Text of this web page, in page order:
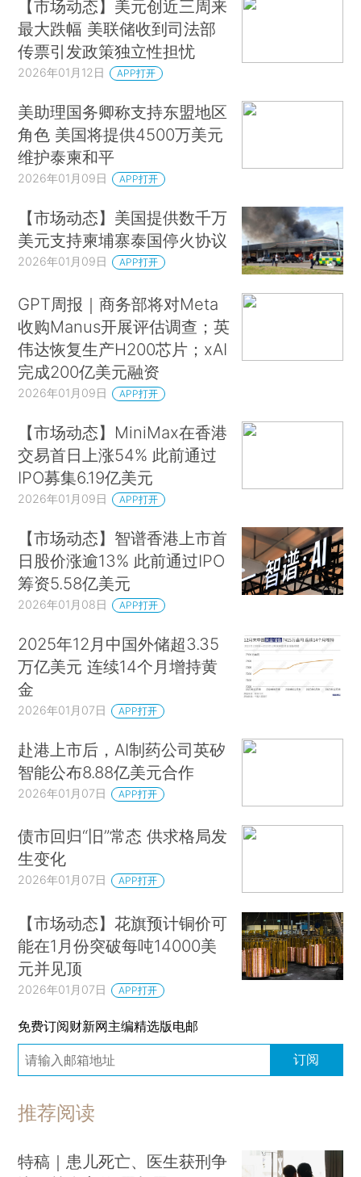
【市场动态】美元创近三周来
最大跌幅 美联储收到司法部
传票引发政策独立性担忧
2026年01月12日 APP打开
美助理国务卿称支持东盟地区
角色 美国将提供4500万美元
维护泰柬和平
2026年01月09日 APP打开
【市场动态】美国提供数千万
美元支持柬埔寨泰国停火协议
2026年01月09日 APP打开
GPT周报｜商务部将对Meta
收购Manus开展评估调查；英
伟达恢复生产H200芯片；xAI
完成200亿美元融资
2026年01月09日 APP打开
【市场动态】MiniMax在香港
交易首日上涨54% 此前通过
IPO募集6.19亿美元
2026年01月09日 APP打开
【市场动态】智谱香港上市首
日股价涨逾13% 此前通过IPO
筹资5.58亿美元
2026年01月08日 APP打开
2025年12月中国外储超3.35
万亿美元 连续14个月增持黄
金
2026年01月07日 APP打开
赴港上市后，AI制药公司英矽
智能公布8.88亿美元合作
2026年01月07日 APP打开
债市回归“旧”常态 供求格局发
生变化
2026年01月07日 APP打开
【市场动态】花旗预计铜价可
能在1月份突破每吨14000美
元并见顶
2026年01月07日 APP打开
免费订阅财新网主编精选版电邮
订阅
推荐阅读
特稿｜患儿死亡、医生获刑争